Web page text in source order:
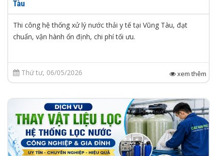
Tàu
Thi công hệ thống xử lý nước thải y tế tại Vũng Tàu, đạt
chuẩn, vận hành ổn định, chi phí tối ưu.
Thứ tư, 06/05/2026 xem thêm